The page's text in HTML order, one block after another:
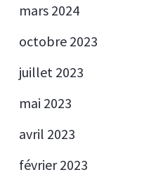
mars 2024
octobre 2023
juillet 2023
mai 2023
avril 2023
février 2023